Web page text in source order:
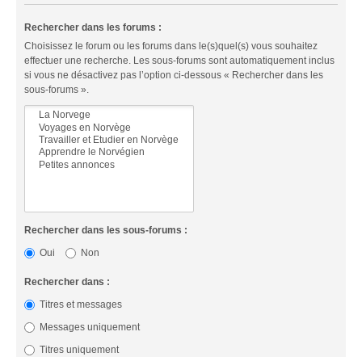
Rechercher dans les forums :
Choisissez le forum ou les forums dans le(s)quel(s) vous souhaitez
effectuer une recherche. Les sous-forums sont automatiquement inclus
si vous ne désactivez pas l’option ci-dessous « Rechercher dans les
sous-forums ».
Rechercher dans les sous-forums :
Oui
Non
Rechercher dans :
Titres et messages
Messages uniquement
Titres uniquement